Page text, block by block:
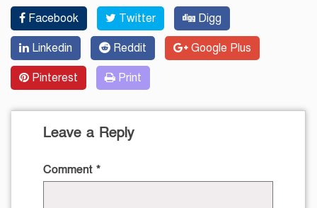
Facebook Twitter Digg
Linkedin Reddit Google Plus
Pinterest Print
Leave a Reply
Comment *